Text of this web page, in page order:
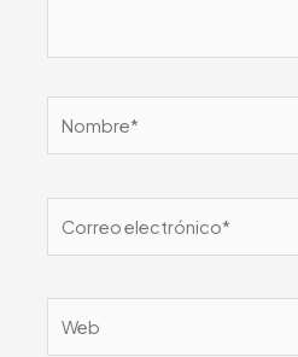
electrónico*